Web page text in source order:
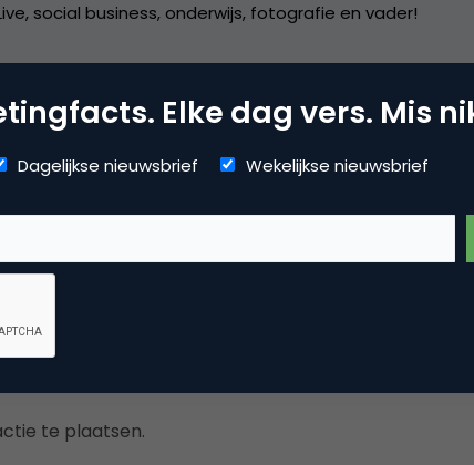
social business, onderwijs, fotografie en vader!
te plaatsen.
Elke dag vers. Mis
Dagelijkse nieuwsbrief Wekelijkse nieuwsbrief